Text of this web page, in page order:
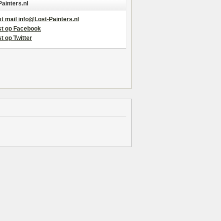
mail info@Lost-Painters.nl
op Facebook
op Twitter